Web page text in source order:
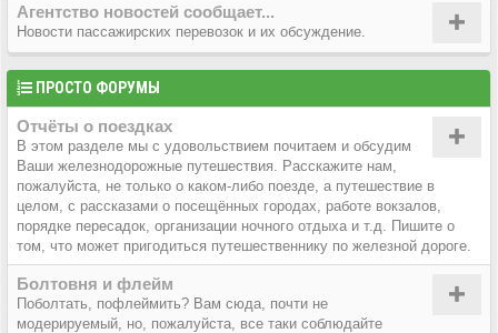
Агентство новостей сообщает...
Новости пассажирских перевозок и их обсуждение.
ПРОСТО ФОРУМЫ
Отчёты о поездках
В этом разделе мы с удовольствием почитаем и обсудим
Ваши железнодорожные путешествия. Расскажите нам,
пожалуйста, не только о каком-либо поезде, а путешествие в
целом, с рассказами о посещённых городах, работе вокзалов,
порядке пересадок, организации ночного отдыха и т.д. Пишите о
том, что может пригодиться путешественнику по железной дороге.
Болтовня и флейм
Поболтать, пофлеймить? Вам сюда, почти не
модерируемый, но, пожалуйста, все таки соблюдайте